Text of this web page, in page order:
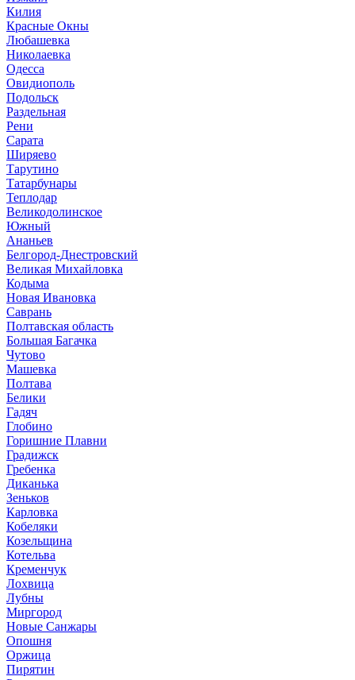
Килия
Красные Окны
Любашевка
Николаевка
Одесса
Овидиополь
Подольск
Раздельная
Рени
Сарата
Ширяево
Тарутино
Татарбунары
Теплодар
Великодолинское
Южный
Ананьев
Белгород-Днестровский
Великая Михайловка
Кодыма
Новая Ивановка
Саврань
Полтавская область
Большая Багачка
Чутово
Машевка
Полтава
Белики
Гадяч
Глобино
Горишние Плавни
Градижск
Гребенка
Диканька
Зеньков
Карловка
Кобеляки
Козельщина
Котельва
Кременчук
Лохвица
Лубны
Миргород
Новые Санжары
Опошня
Оржица
Пирятин